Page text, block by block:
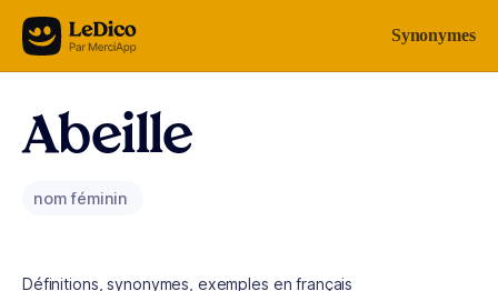
Aller au contenu Synonymes
Abeille
nom féminin
Définitions, synonymes, exemples en français